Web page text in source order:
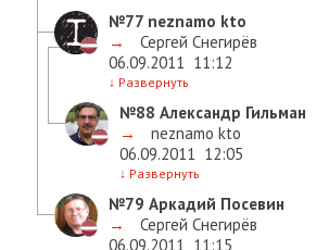
№77 neznamo kto
→
Сергей Снегирёв
06.09.2011 11:12
↓ Развернуть
№88 Александр Гильман
→
neznamo kto
06.09.2011 12:05
↓ Развернуть
№79 Аркадий Посевин
→
Сергей Снегирёв
06.09.2011 11:15